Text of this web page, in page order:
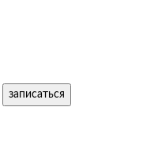
записаться